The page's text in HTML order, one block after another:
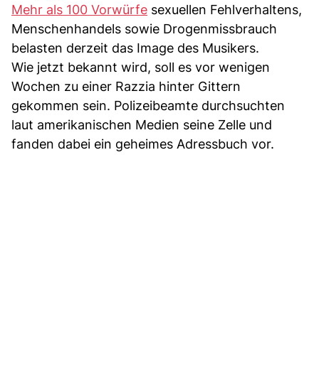
Mehr als 100 Vorwürfe sexuellen Fehlverhaltens,
Menschenhandels sowie Drogenmissbrauch
belasten derzeit das Image des Musikers.
Wie jetzt bekannt wird, soll es vor wenigen
Wochen zu einer Razzia hinter Gittern
gekommen sein. Polizeibeamte durchsuchten
laut amerikanischen Medien seine Zelle und
fanden dabei ein geheimes Adressbuch vor.